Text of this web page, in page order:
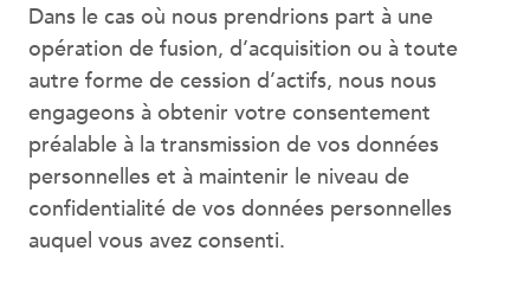
Dans le cas où nous prendrions part à une
opération de fusion, d’acquisition ou à toute
autre forme de cession d’actifs, nous nous
engageons à obtenir votre consentement
préalable à la transmission de vos données
personnelles et à maintenir le niveau de
confidentialité de vos données personnelles
auquel vous avez consenti.